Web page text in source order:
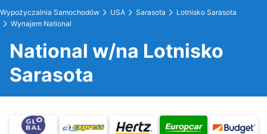
Wypożyczalnia Samochodów USA Sarasota
Lotnisko Sarasota
Wynajem National
National w/na Lotnisko
Sarasota